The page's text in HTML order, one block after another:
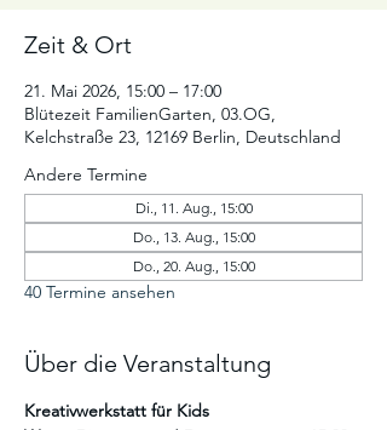
Zeit & Ort
21. Mai 2026, 15:00 – 17:00
Blütezeit FamilienGarten, 03.OG,
Kelchstraße 23, 12169 Berlin, Deutschland
Andere Termine
Di., 11. Aug., 15:00
Do., 13. Aug., 15:00
Do., 20. Aug., 15:00
40 Termine ansehen
Über die Veranstaltung
Kreativwerkstatt für Kids